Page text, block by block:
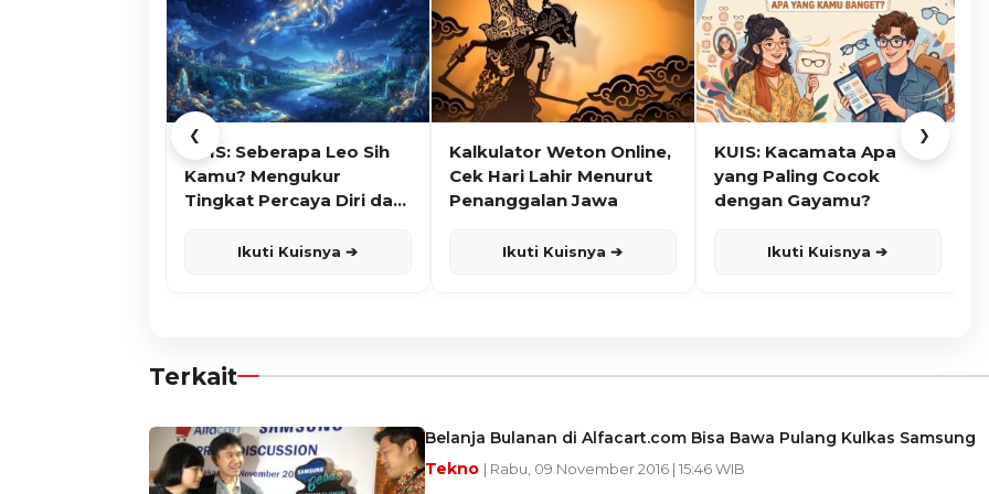
❮
KUIS: Seberapa Leo Sih
Kamu? Mengukur
Tingkat Percaya Diri dan
Ikuti Kuisnya ➔
Kalkulator Weton Online,
Cek Hari Lahir Menurut
Penanggalan Jawa
Ikuti Kuisnya ➔
KUIS: Kacamata Apa
yang Paling Cocok
dengan Gayamu?
Ikuti Kuisnya ➔
❯
Terkait
Belanja Bulanan di Alfacart.com Bisa Bawa Pulang Kulkas Samsung
Tekno | Rabu, 09 November 2016 | 15:46 WIB